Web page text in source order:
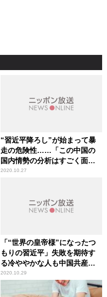
“習近平降ろし”が始まって暴
走の危険性……「この中国の
国内情勢の分析はすごく面白
い」辛坊治郎が言及
2020.10.27
「“世界の皇帝様”になったつ
もりの習近平」失敗を期待す
る冷ややかな人も中国共産党
には多い
2020.10.29